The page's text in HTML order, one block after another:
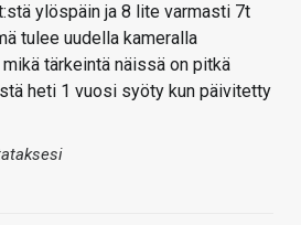
ylöspäin ja 8 lite varmasti 7t
tulee uudella kameralla
tärkeintä näissä on pitkä
heti 1 vuosi syöty kun päivitetty